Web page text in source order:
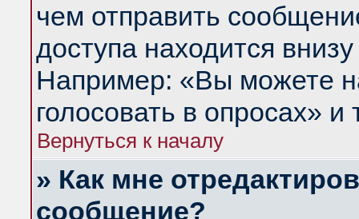
чем отправить
доступа находится
Например: «Вы можете
голосовать в опросах» и
Вернуться к началу
» Как мне
сообщение?